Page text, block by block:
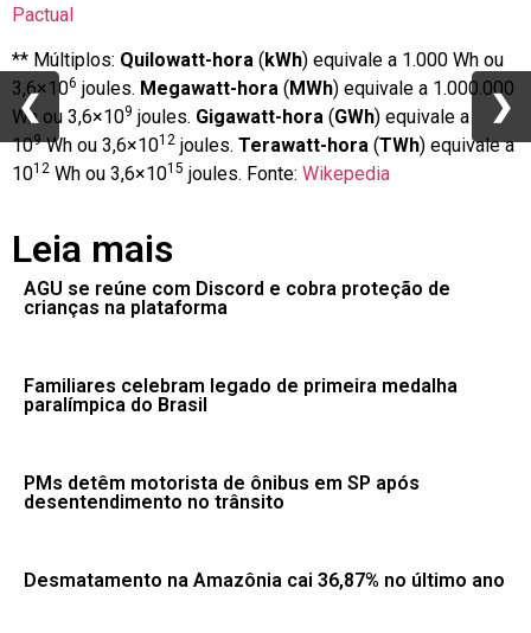
Pactual
** Múltiplos: Quilowatt-hora ( kWh) equivale a 1.000 Wh ou
3,6×106 joules. Megawatt-hora ( MWh) equivale a 1.000.000
Wh ou 3,6×109 joules. Gigawatt-hora (GWh) equivale a
109Wh ou 3,6×1012 joules. Terawatt-hora (TWh) equivale a
1012 Wh ou 3,6×1015 joules. Fonte: Wikepedia
Leia mais
AGU se reúne com Discord e cobra proteção de
crianças na plataforma
Familiares celebram legado de primeira medalha
paralímpica do Brasil
PMs detêm motorista de ônibus em SP após
desentendimento no trânsito
Desmatamento na Amazônia cai 36,87% no último ano
❮ ❯
❮ ❯